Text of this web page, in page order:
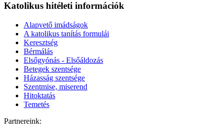
Katolikus hitéleti információk
Alapvető imádságok
A katolikus tanítás formulái
Keresztség
Bérmálás
Elsőgyónás - Elsőáldozás
Betegek szentsége
Házasság szentsége
Szentmise, miserend
Hitoktatás
Temetés
Partnereink: